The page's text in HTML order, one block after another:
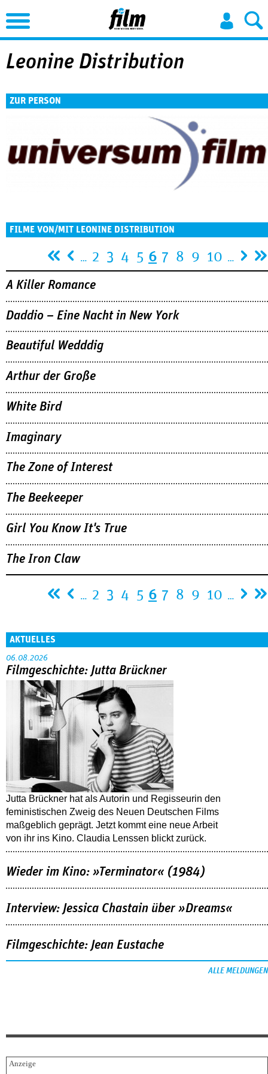
Jump to Navigation
Leonine Distribution
ZUR PERSON
FILME VON/MIT LEONINE DISTRIBUTION
… 2 3 4 5 6 7 8 9 10 …
A Killer Romance
Daddio – Eine Nacht in New York
Beautiful Wedddig
Arthur der Große
White Bird
Imaginary
The Zone of Interest
The Beekeeper
Girl You Know It's True
The Iron Claw
… 2 3 4 5 6 7 8 9 10 …
AKTUELLES
06.08.2026
Filmgeschichte: Jutta Brückner
Jutta Brückner hat als Autorin und Regisseurin den
feministischen Zweig des Neuen Deutschen Films
maßgeblich geprägt. Jetzt kommt eine neue Arbeit
von ihr ins Kino. Claudia Lenssen blickt zurück.
Wieder im Kino: »Terminator« (1984)
Interview: Jessica Chastain über »Dreams«
Filmgeschichte: Jean Eustache
ALLE MELDUNGEN